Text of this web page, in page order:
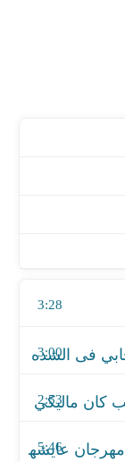
3:28
فى الشده
3:00
كان ماليكي
2:53
5:46 الغراب